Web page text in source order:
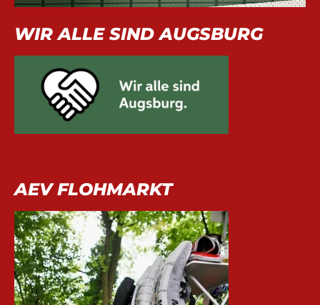
WIR ALLE SIND AUGSBURG
AEV FLOHMARKT